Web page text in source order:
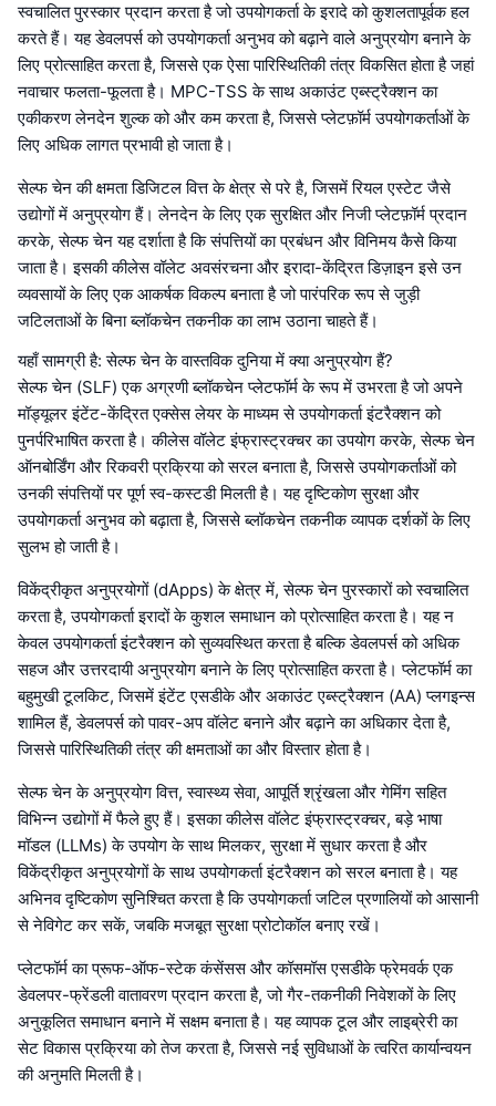
स्वचालित पुरस्कार प्रदान करता है जो उपयोगकर्ता के इरादे को कुशलतापूर्वक हल
करते हैं। यह डेवलपर्स को उपयोगकर्ता अनुभव को बढ़ाने वाले अनुप्रयोग बनाने के
लिए प्रोत्साहित करता है, जिससे एक ऐसा पारिस्थितिकी तंत्र विकसित होता है जहां
नवाचार फलता-फूलता है। MPC-TSS के साथ अकाउंट एब्स्ट्रैक्शन का
एकीकरण लेनदेन शुल्क को और कम करता है, जिससे प्लेटफ़ॉर्म उपयोगकर्ताओं के
लिए अधिक लागत प्रभावी हो जाता है।
सेल्फ चेन की क्षमता डिजिटल वित्त के क्षेत्र से परे है, जिसमें रियल एस्टेट जैसे
उद्योगों में अनुप्रयोग हैं। लेनदेन के लिए एक सुरक्षित और निजी प्लेटफ़ॉर्म प्रदान
करके, सेल्फ चेन यह दर्शाता है कि संपत्तियों का प्रबंधन और विनिमय कैसे किया
जाता है। इसकी कीलेस वॉलेट अवसंरचना और इरादा-केंद्रित डिज़ाइन इसे उन
व्यवसायों के लिए एक आकर्षक विकल्प बनाता है जो पारंपरिक रूप से जुड़ी
जटिलताओं के बिना ब्लॉकचेन तकनीक का लाभ उठाना चाहते हैं।
यहाँ सामग्री है: सेल्फ चेन के वास्तविक दुनिया में क्या अनुप्रयोग हैं?
सेल्फ चेन (SLF) एक अग्रणी ब्लॉकचेन प्लेटफॉर्म के रूप में उभरता है जो अपने
मॉड्यूलर इंटेंट-केंद्रित एक्सेस लेयर के माध्यम से उपयोगकर्ता इंटरैक्शन को
पुनर्परिभाषित करता है। कीलेस वॉलेट इंफ्रास्ट्रक्चर का उपयोग करके, सेल्फ चेन
ऑनबोर्डिंग और रिकवरी प्रक्रिया को सरल बनाता है, जिससे उपयोगकर्ताओं को
उनकी संपत्तियों पर पूर्ण स्व-कस्टडी मिलती है। यह दृष्टिकोण सुरक्षा और
उपयोगकर्ता अनुभव को बढ़ाता है, जिससे ब्लॉकचेन तकनीक व्यापक दर्शकों के लिए
सुलभ हो जाती है।
विकेंद्रीकृत अनुप्रयोगों (dApps) के क्षेत्र में, सेल्फ चेन पुरस्कारों को स्वचालित
करता है, उपयोगकर्ता इरादों के कुशल समाधान को प्रोत्साहित करता है। यह न
केवल उपयोगकर्ता इंटरैक्शन को सुव्यवस्थित करता है बल्कि डेवलपर्स को अधिक
सहज और उत्तरदायी अनुप्रयोग बनाने के लिए प्रोत्साहित करता है। प्लेटफॉर्म का
बहुमुखी टूलकिट, जिसमें इंटेंट एसडीके और अकाउंट एब्स्ट्रैक्शन (AA) प्लगइन्स
शामिल हैं, डेवलपर्स को पावर-अप वॉलेट बनाने और बढ़ाने का अधिकार देता है,
जिससे पारिस्थितिकी तंत्र की क्षमताओं का और विस्तार होता है।
सेल्फ चेन के अनुप्रयोग वित्त, स्वास्थ्य सेवा, आपूर्ति श्रृंखला और गेमिंग सहित
विभिन्न उद्योगों में फैले हुए हैं। इसका कीलेस वॉलेट इंफ्रास्ट्रक्चर, बड़े भाषा
मॉडल (LLMs) के उपयोग के साथ मिलकर, सुरक्षा में सुधार करता है और
विकेंद्रीकृत अनुप्रयोगों के साथ उपयोगकर्ता इंटरैक्शन को सरल बनाता है। यह
अभिनव दृष्टिकोण सुनिश्चित करता है कि उपयोगकर्ता जटिल प्रणालियों को आसानी
से नेविगेट कर सकें, जबकि मजबूत सुरक्षा प्रोटोकॉल बनाए रखें।
प्लेटफॉर्म का प्रूफ-ऑफ-स्टेक कंसेंसस और कॉसमॉस एसडीके फ्रेमवर्क एक
डेवलपर-फ्रेंडली वातावरण प्रदान करता है, जो गैर-तकनीकी निवेशकों के लिए
अनुकूलित समाधान बनाने में सक्षम बनाता है। यह व्यापक टूल और लाइब्रेरी का
सेट विकास प्रक्रिया को तेज करता है, जिससे नई सुविधाओं के त्वरित कार्यान्वयन
की अनुमति मिलती है।